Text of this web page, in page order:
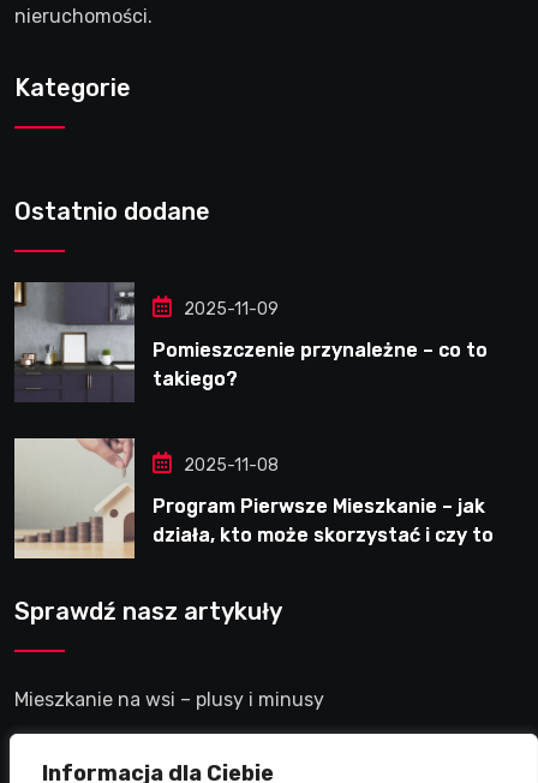
Informacja dla Ciebie
nieruchomości.
Kategorie
Ostatnio dodane
2025-11-09
Pomieszczenie przynależne – co to
takiego?
2025-11-08
Program Pierwsze Mieszkanie – jak
działa, kto może skorzystać i czy to
Sprawdź nasz artykuły
Mieszkanie na wsi – plusy i minusy
Mieszkanie w akademiku – plusy i minusy